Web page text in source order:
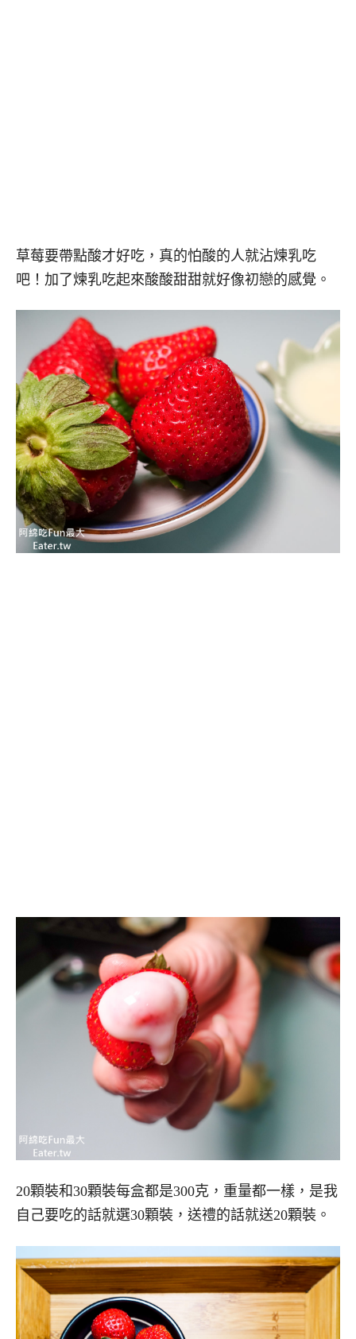
草莓要帶點酸才好吃，真的怕酸的人就沾煉乳吃
吧！加了煉乳吃起來酸酸甜甜就好像初戀的感覺。
20顆裝和30顆裝每盒都是300克，重量都一樣，是我
自己要吃的話就選30顆裝，送禮的話就送20顆裝。